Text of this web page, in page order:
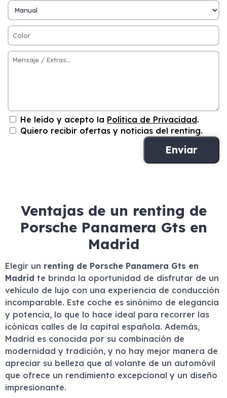
He leído y acepto la Política de Privacidad.
Quiero recibir ofertas y noticias del renting.
Ventajas de un renting de
Porsche Panamera Gts en
Madrid
Elegir un renting de Porsche Panamera Gts en
Madrid te brinda la oportunidad de disfrutar de un
vehículo de lujo con una experiencia de conducción
incomparable. Este coche es sinónimo de elegancia
y potencia, lo que lo hace ideal para recorrer las
icónicas calles de la capital española. Además,
Madrid es conocida por su combinación de
modernidad y tradición, y no hay mejor manera de
apreciar su belleza que al volante de un automóvil
que ofrece un rendimiento excepcional y un diseño
impresionante.